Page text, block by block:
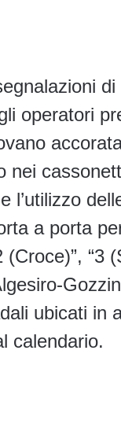
operatori
nei
l’utilizzo
a porta
(Croce)”, “3
ubicati in
calendario.